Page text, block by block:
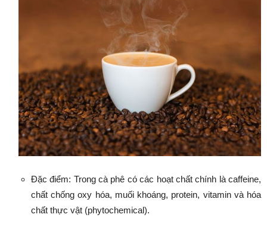
Đặc điểm: Trong cà phê có các hoạt chất chính là caffeine,
chất chống oxy hóa, muối khoáng, protein, vitamin và hóa
chất thực vật (phytochemical).